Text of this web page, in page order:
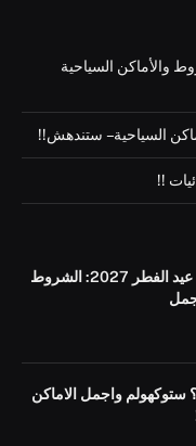
في عيد الفطر 2027: الشروط والأماكن السياحية
السياحية – ستندهش!!
!!
السفر إلى إسبانيا في عيد الفطر 2027: الشروط
ستوكهولم واجمل الاماكن